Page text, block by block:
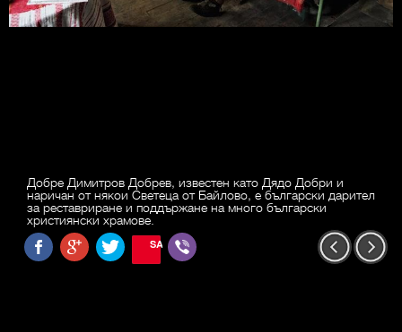
Добре Димитров Добрев, известен като Дядо Добри и
наричан от някои Светеца от Байлово, е български дарител
за реставриране и поддържане на много български
християнски храмове.
SAVE